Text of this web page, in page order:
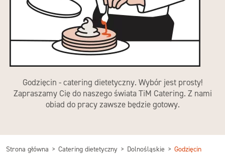
Godzięcin - catering dietetyczny. Wybór jest prosty!
Zapraszamy Cię do naszego świata TiM Catering. Z nami
obiad do pracy zawsze będzie gotowy.
Strona główna Catering dietetyczny Dolnośląskie Godzięcin